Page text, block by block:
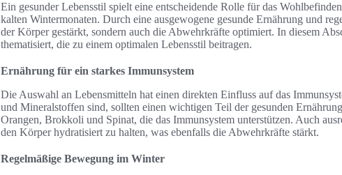
Ein gesunder Lebensstil spielt eine entscheidende Rolle für das
kalten Wintermonaten. Durch eine ausgewogene gesunde Ernährung und
der Körper gestärkt, sondern auch die Abwehrkräfte optimiert. In diesem
thematisiert, die zu einem optimalen Lebensstil beitragen.
Ernährung für ein starkes Immunsystem
Die Auswahl an Lebensmitteln hat einen direkten Einfluss auf das
und Mineralstoffen sind, sollten einen wichtigen Teil der gesunden
Orangen, Brokkoli und Spinat, die das Immunsystem unterstützen. Auch
den Körper hydratisiert zu halten, was ebenfalls die Abwehrkräfte stärkt.
Regelmäßige Bewegung im Winter